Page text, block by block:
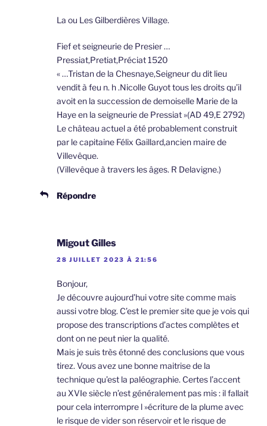
La ou Les Gilberdières Village.
Fief et seigneurie de Presier …
Pressiat,Pretiat,Préciat 1520
« …Tristan de la Chesnaye,Seigneur du dit lieu
vendit à feu n. h .Nicolle Guyot tous les droits qu’il
avoit en la succession de demoiselle Marie de la
Haye en la seigneurie de Pressiat »(AD 49,E 2792)
Le château actuel a été probablement construit
par le capitaine Félix Gaillard,ancien maire de
Villevêque.
(Villevêque à travers les âges. R Delavigne.)
Répondre
Migout Gilles
28 JUILLET 2023 À 21:56
Bonjour,
Je découvre aujourd’hui votre site comme mais
aussi votre blog. C’est le premier site que je vois qui
propose des transcriptions d’actes complètes et
dont on ne peut nier la qualité.
Mais je suis très étonné des conclusions que vous
tirez. Vous avez une bonne maitrise de la
technique qu’est la paléographie. Certes l’accent
au XVIe siècle n’est généralement pas mis : il fallait
pour cela interrompre l »écriture de la plume avec
le risque de vider son réservoir et le risque de